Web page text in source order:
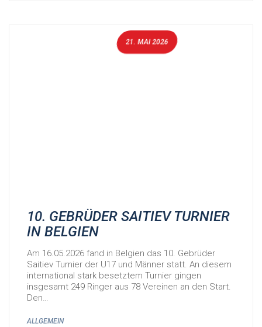
10. GEBRÜDER SAITIEV TURNIER
IN BELGIEN
Am 16.05.2026 fand in Belgien das 10. Gebrüder
Saitiev Turnier der U17 und Männer statt. An diesem
international stark besetztem Turnier gingen
insgesamt 249 Ringer aus 78 Vereinen an den Start.
Den…
21. MAI 2026
ALLGEMEIN